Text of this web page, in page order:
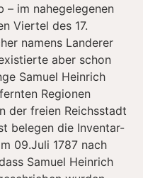
– im nahegelegenen
Viertel des 17.
namens Landerer
aber schon
Samuel Heinrich
Regionen
der freien Reichsstadt
belegen die Inventar-
09.Juli 1787 nach
Samuel Heinrich